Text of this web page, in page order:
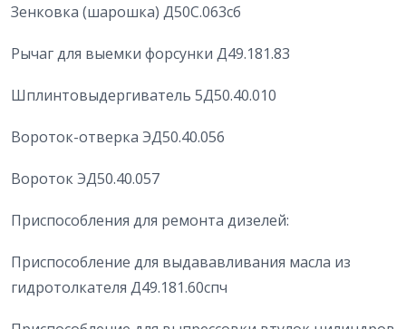
Зенковка (шарошка) Д50С.063сб
Рычаг для выемки форсунки Д49.181.83
Шплинтовыдергиватель 5Д50.40.010
Вороток-отверка ЭД50.40.056
Вороток ЭД50.40.057
Приспособления для ремонта дизелей:
Приспособление для выдававливания масла из
гидротолкателя Д49.181.60спч